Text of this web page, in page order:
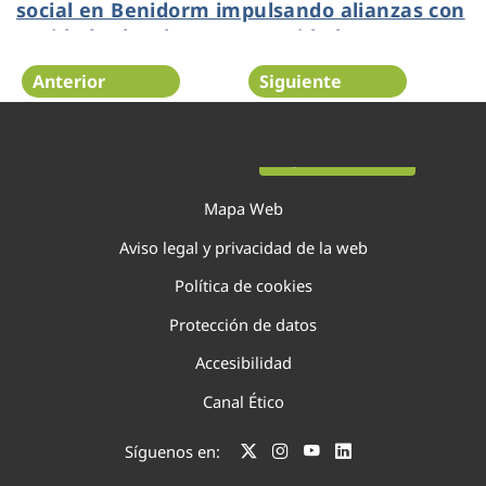
social en Benidorm impulsando alianzas con
entidades locales y oportunidades
educativas y de empleo vinculadas al agua
Anterior Siguiente
Mapa Web
Aviso legal y privacidad de la web
Política de cookies
Protección de datos
Accesibilidad
Canal Ético
Síguenos en: